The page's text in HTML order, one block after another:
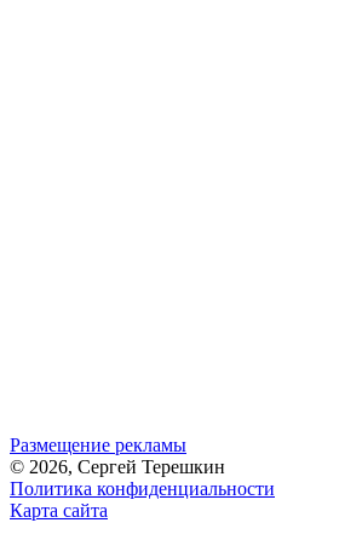
Размещение рекламы
© 2026, Сергей Терешкин
Политика конфиденциальности
Карта сайта